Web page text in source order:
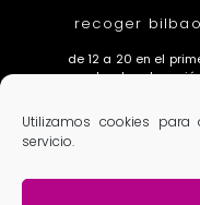
Utilizamos cookies
servicio.
recoger bilbao
de 12 a 20 en el
centro de